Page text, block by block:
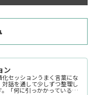
ン
セッションうまく言葉にな
話を通して少しずつ整理し
「何に引っかかっているの